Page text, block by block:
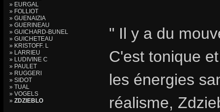
» EURGAL
» FOLLIOT
» GUENAIZIA
» GUERINEAU
» GUICHARD-BUNEL
» GUICHETEAU
» KRISTOFF. L
» LARRIEU
» LUDIVINE C
» PAULET
» RUGGERI
» SIDOT
» TUAL
» VOGELS
» ZDZIEBLO
" Il y a du
C'est tonique
les énergies
réalisme,